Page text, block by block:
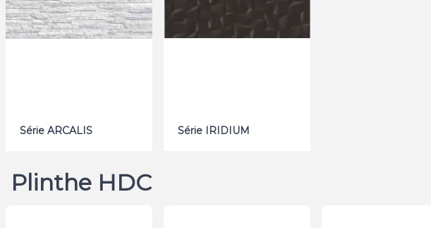
Série ARCALIS Série IRIDIUM
Plinthe HDC